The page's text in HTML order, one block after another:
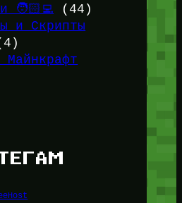
🧑🏻‍💻 (44)
и Скрипты
Майнкрафт